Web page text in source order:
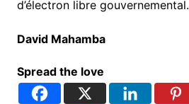
d’électron libre gouvernemental.
David Mahamba
Spread the love